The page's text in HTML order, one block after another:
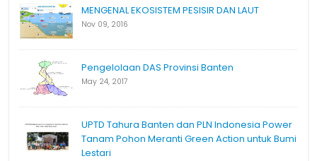
MENGENAL EKOSISTEM PESISIR DAN LAUT
Nov 09, 2016
Pengelolaan DAS Provinsi Banten
May 24, 2017
UPTD Tahura Banten dan PLN Indonesia Power
Tanam Pohon Meranti Green Action untuk Bumi
Lestari